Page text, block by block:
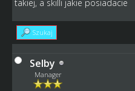
takiej, a skilli jakie posiadacie
Szukaj
Selby
Manager